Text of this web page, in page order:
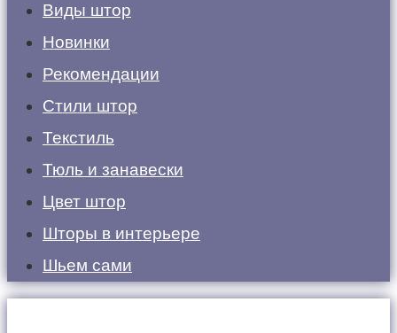
Виды штор
Новинки
Рекомендации
Стили штор
Текстиль
Тюль и занавески
Цвет штор
Шторы в интерьере
Шьем сами